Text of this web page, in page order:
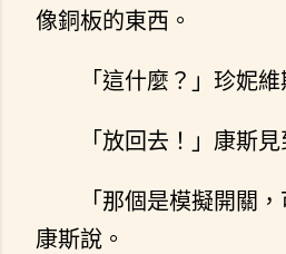
像銅板的東西。
「這什麼？」珍妮維
「放回去！」康斯
「那個是模擬開關
康斯說。